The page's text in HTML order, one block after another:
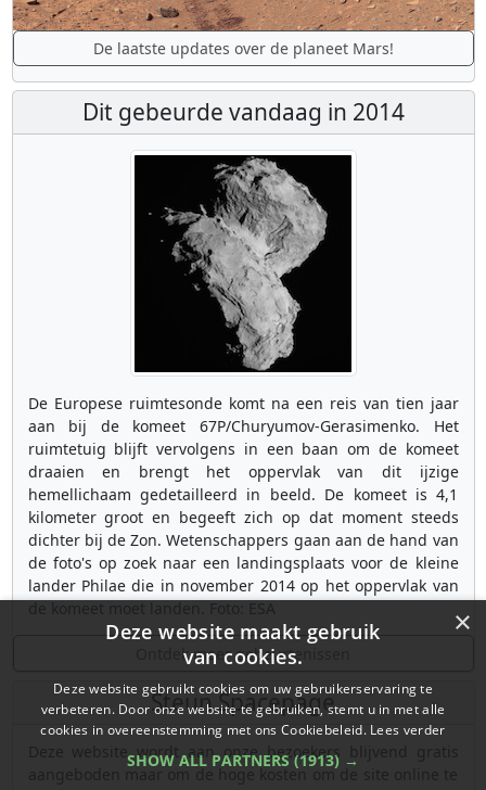
De laatste updates over de planeet Mars!
Dit gebeurde vandaag in 2014
De Europese ruimtesonde komt na een reis van tien jaar
aan bij de komeet 67P/Churyumov-Gerasimenko. Het
ruimtetuig blijft vervolgens in een baan om de komeet
draaien en brengt het oppervlak van dit ijzige
hemellichaam gedetailleerd in beeld. De komeet is 4,1
kilometer groot en begeeft zich op dat moment steeds
dichter bij de Zon. Wetenschappers gaan aan de hand van
de foto's op zoek naar een landingsplaats voor de kleine
lander Philae die in november 2014 op het oppervlak van
Ontdek meer gebeurtenissen
Steun Spacepage
Deze website wordt aan onze bezoekers blijvend gratis
aangeboden maar om de hoge kosten om de site online te
×
Deze website maakt gebruik
van cookies.
Deze website gebruikt cookies om uw gebruikerservaring te
verbeteren. Door onze website te gebruiken, stemt u in met alle
cookies in overeenstemming met ons Cookiebeleid. Lees verder
SHOW ALL PARTNERS (1913) →